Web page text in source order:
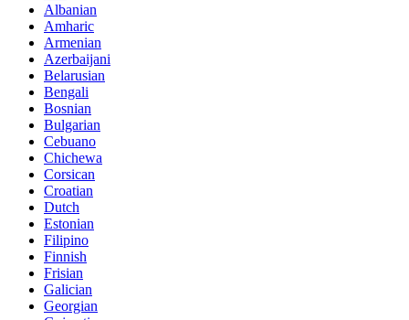
Albanian
Amharic
Armenian
Azerbaijani
Belarusian
Bengali
Bosnian
Bulgarian
Cebuano
Chichewa
Corsican
Croatian
Dutch
Estonian
Filipino
Finnish
Frisian
Galician
Georgian